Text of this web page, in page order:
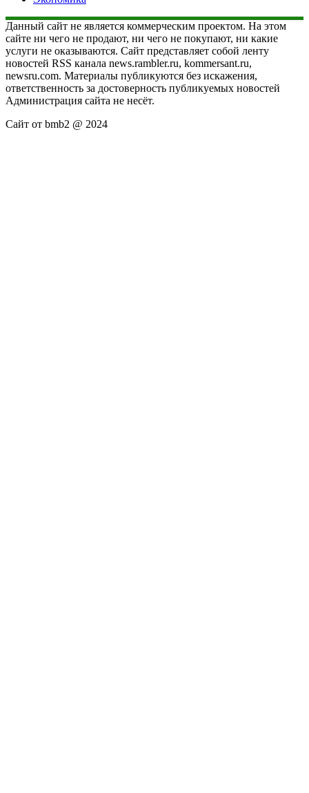
Данный сайт не является коммерческим проектом. На этом
сайте ни чего не продают, ни чего не покупают, ни какие
услуги не оказываются. Сайт представляет собой ленту
новостей RSS канала news.rambler.ru, kommersant.ru,
newsru.com. Материалы публикуются без искажения,
ответственность за достоверность публикуемых новостей
Администрация сайта не несёт.
Сайт от bmb2 @ 2024